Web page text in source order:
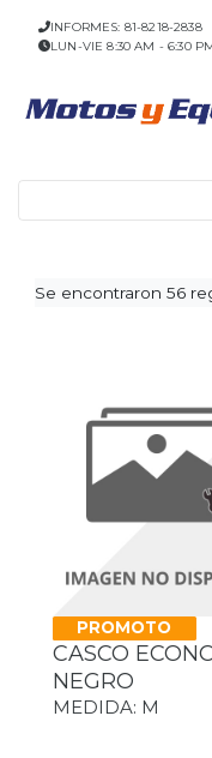
INFORMES: 81-8218-2838
LUN-VIE 8:30 AM - 6:30
Se encontraron 56
PROMOTO
CASCO
NEGRO
MEDIDA: M